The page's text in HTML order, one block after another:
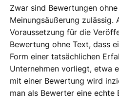
Zwar sind Bewertungen
Meinungsäußerung zulässig.
Voraussetzung für die
Bewertung ohne Text, dass
Form einer tatsächlichen
Unternehmen vorliegt, etwa
mit einer Bewertung wird
man als Bewerter eine